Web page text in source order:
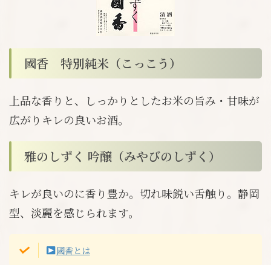
國香 特別純米（こっこう）
上品な香りと、しっかりとしたお米の旨み・甘味が
広がりキレの良いお酒。
雅のしずく 吟醸（みやびのしずく）
キレが良いのに香り豊か。切れ味鋭い舌触り。静岡
型、淡麗を感じられます。
國香とは